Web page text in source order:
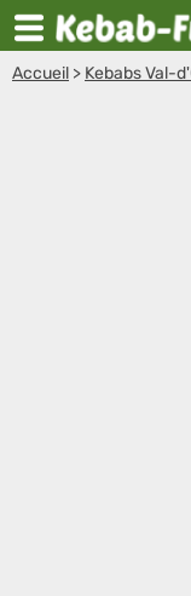
Accueil > Kebabs Val-